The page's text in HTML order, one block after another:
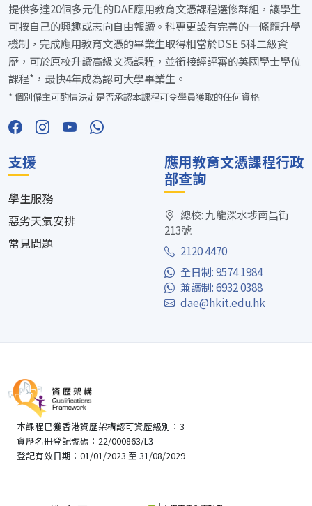
提供多達20個多元化的DAE應用教育文憑課程選修群組，讓學生
可按自己的興趣或志向自由報讀。科專更設有完善的一條龍升學
機制，完成應用教育文憑的畢業生取得相當於DSE 5科二級資
歷，可於原校升讀高級文憑課程，並銜接經評審的英國學士學位
課程*，最快4年成為認可大學畢業生。
* 個別僱主可酌情決定是否承認本課程可令學員獲取的任何資格.
支援
學生服務
惡劣天氣安排
常見問題
應用教育文憑課程行政
部查詢
總校: 九龍深水埗南昌街
213號
2120 4470
全日制: 9574 1984
兼讀制: 6932 0388
dae@hkit.edu.hk
本課程已獲香港資歷架構認可資歷級別：3
資歷名冊登記號碼：22/000863/L3
登記有效日期：01/01/2023 至 31/08/2029